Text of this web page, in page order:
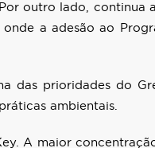
outro lado, continua
a adesão ao
das prioridades do
ambientais.
A maior